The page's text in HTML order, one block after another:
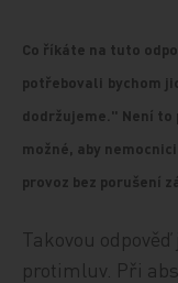
Co říkáte na tuto
potřebovali bychom
dodržujeme." Není to
možné, aby
provoz bez porušení
Takovou
protimluv. Při